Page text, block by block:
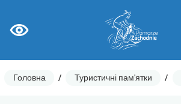
Головна / Туристичні пам'ятки /